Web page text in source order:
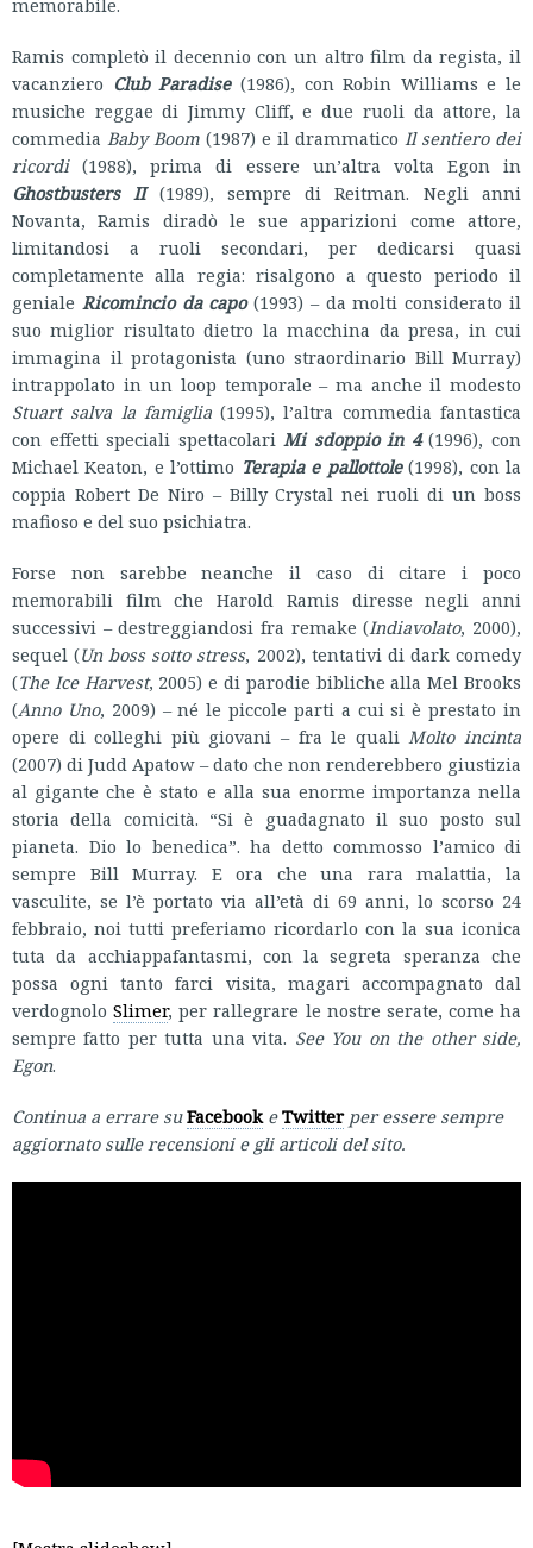
Ramis completò il decennio con un altro film da regista, il
vacanziero Club Paradise(1986), con Robin Williams e le
musiche reggae di Jimmy Cliff, e due ruoli da attore, la
commedia Baby Boom (1987) e il drammatico Il sentiero dei
ricordi(1988), prima di essere un’altra volta Egon in
Ghostbusters II(1989), sempre di Reitman. Negli anni
Novanta, Ramis diradò le sue apparizioni come attore,
limitandosi a ruoli secondari, per dedicarsi quasi
completamente alla regia: risalgono a questo periodo il
geniale Ricomincio da capo(1993) – da molti considerato il
suo miglior risultato dietro la macchina da presa, in cui
immagina il protagonista (uno straordinario Bill Murray)
intrappolato in un loop temporale – ma anche il modesto
Stuart salva la famiglia(1995), l’altra commedia fantastica
con effetti speciali spettacolari Mi sdoppio in 4(1996), con
Michael Keaton, e l’ottimo Terapia e pallottole(1998), con la
coppia Robert De Niro – Billy Crystal nei ruoli di un boss
mafioso e del suo psichiatra.
Forse non sarebbe neanche il caso di citare i poco
memorabili film che Harold Ramis diresse negli anni
successivi – destreggiandosi fra remake (Indiavolato, 2000),
sequel (Un boss sotto stress, 2002), tentativi di dark comedy
(The Ice Harvest, 2005) e di parodie bibliche alla Mel Brooks
(Anno Uno, 2009) – né le piccole parti a cui si è prestato in
opere di colleghi più giovani – fra le quali Molto incinta
(2007) di Judd Apatow – dato che non renderebbero giustizia
al gigante che è stato e alla sua enorme importanza nella
storia della comicità. “Si è guadagnato il suo posto sul
pianeta. Dio lo benedica”. ha detto commosso l’amico di
sempre Bill Murray. E ora che una rara malattia, la
vasculite, se l’è portato via all’età di 69 anni, lo scorso 24
febbraio, noi tutti preferiamo ricordarlo con la sua iconica
tuta da acchiappafantasmi, con la segreta speranza che
possa ogni tanto farci visita, magari accompagnato dal
verdognoloSlimer, per rallegrare le nostre serate, come ha
sempre fatto per tutta una vita. See You on the other side,
Egon.
Continua a errare suFacebookeTwitter per essere sempre
aggiornato sulle recensioni e gli articoli del sito.